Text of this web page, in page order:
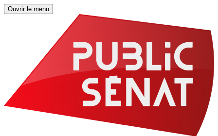
Ouvrir le menu